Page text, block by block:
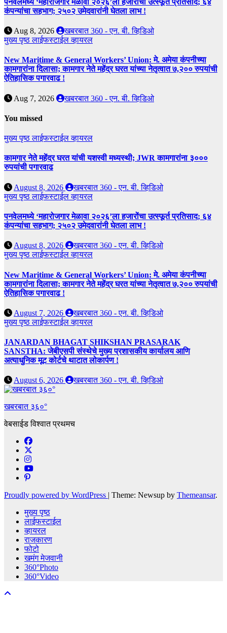
कंपन्यांचा सहभाग; २५०२ उमेदवारांनी घेतला लाभ !
Aug 8, 2026
खबरबात 360 - एन. बी. व्हिडिओ
मुख्य पृष्ठलाईफस्टाईलव्हायरल
New Maritime & General Workers’ Union: मे. अमेया कंपनीच्या
कामगारांना दिलासा; कामगार नेते महेंद्र घरत यांच्या नेतृत्वात ७,२०० रुपयांची
ऐतिहासिक पगारवाढ !
Aug 7, 2026 खबरबात 360 - एन. बी. व्हिडिओ
You missed
मुख्य पृष्ठलाईफस्टाईलव्हायरल
कामगार नेते महेंद्र घरत यांची यशस्वी मध्यस्थी; JWR कामगारांना ३०००
रुपयांची पगारवाढ
August 8, 2026
खबरबात 360 - एन. बी. व्हिडिओ
मुख्य पृष्ठलाईफस्टाईलव्हायरल
पनवेलमध्ये ‘महारोजगार मेळावा २०२६’ला हजारोंचा उत्स्फूर्त प्रतिसाद; ६४
कंपन्यांचा सहभाग; २५०२ उमेदवारांनी घेतला लाभ !
August 8, 2026
खबरबात 360 - एन. बी. व्हिडिओ
मुख्य पृष्ठलाईफस्टाईलव्हायरल
New Maritime & General Workers’ Union: मे. अमेया कंपनीच्या
कामगारांना दिलासा; कामगार नेते महेंद्र घरत यांच्या नेतृत्वात ७,२०० रुपयांची
ऐतिहासिक पगारवाढ !
August 7, 2026
खबरबात 360 - एन. बी. व्हिडिओ
मुख्य पृष्ठलाईफस्टाईलव्हायरल
JANARDAN BHAGAT SHIKSHAN PRASARAK
SANSTHA: जेबीएसपी संस्थेचे मुख्य प्रशासकीय कार्यालय आणि
अत्याधुनिक मूट कोर्टचे थाटात लोकार्पण !
August 6, 2026 खबरबात 360 - एन. बी. व्हिडिओ
खबरबात ३६०°
वेबसाईड विश्वात प्रथमच
Proudly powered by WordPress | Theme: Newsup by Themeansar.
मुख्य पृष्ठ
लाईफस्टाईल
व्हायरल
राजकारण
फोटो
खमंग मेजवानी
360°Photo
360°Video